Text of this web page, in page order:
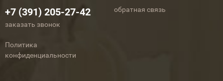
+7 (391) 205-27-42
заказать звонок
обратная связь
Политика
конфиденциальности